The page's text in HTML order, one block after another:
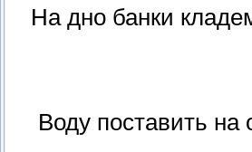
На дно банки
Воду поставить на